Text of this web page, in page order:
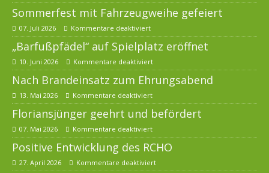
Sommerfest mit Fahrzeugweihe gefeiert
07. Juli 2026 Kommentare deaktiviert
„Barfußpfädel“ auf Spielplatz eröffnet
10. Juni 2026 Kommentare deaktiviert
Nach Brandeinsatz zum Ehrungsabend
13. Mai 2026 Kommentare deaktiviert
Floriansjünger geehrt und befördert
07. Mai 2026 Kommentare deaktiviert
Positive Entwicklung des RCHO
27. April 2026 Kommentare deaktiviert